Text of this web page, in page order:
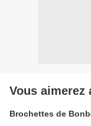
Vous aimerez
Brochettes de